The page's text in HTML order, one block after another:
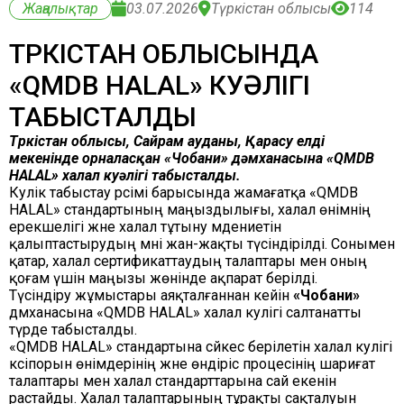
Жаңалықтар 03.07.2026 Түркістан облысы 114
ТҮРКІСТАН ОБЛЫСЫНДА
«QMDB HALAL» КУӘЛІГІ
ТАБЫСТАЛДЫ
Түркістан облысы, Сайрам ауданы, Қарасу елді
мекенінде орналасқан «Чобани» дәмханасына «QMDB
HALAL» халал куәлігі табысталды.
Куәлік табыстау рәсімі барысында жамағатқа «QMDB
HALAL» стандартының маңыздылығы, халал өнімнің
ерекшелігі және халал тұтыну мәдениетін
қалыптастырудың мәні жан-жақты түсіндірілді. Сонымен
қатар, халал сертификаттаудың талаптары мен оның
қоғам үшін маңызы жөнінде ақпарат берілді.
Түсіндіру жұмыстары аяқталғаннан кейін «Чобани»
дәмханасына «QMDB HALAL» халал куәлігі салтанатты
түрде табысталды.
«QMDB HALAL» стандартына сәйкес берілетін халал куәлігі
кәсіпорын өнімдерінің және өндіріс процесінің шариғат
талаптары мен халал стандарттарына сай екенін
растайды. Халал талаптарының тұрақты сақталуын